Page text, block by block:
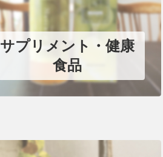
サプリメント・健康
食品